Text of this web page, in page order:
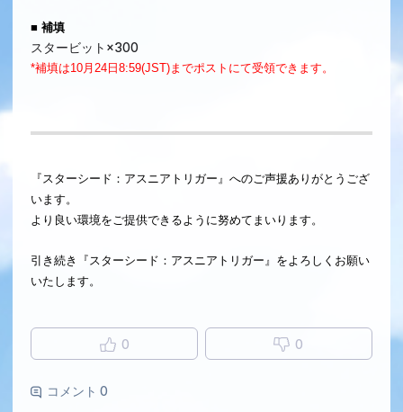
■ 補填
スタービット×300
*補填は10月24日8:59(JST)までポストにて受領できます。
『スターシード：アスニアトリガー』へのご声援ありがとうござ
います。
より良い環境をご提供できるように努めてまいります。
引き続き『スターシード：アスニアトリガー』をよろしくお願い
いたします。
0 0
コメント 0